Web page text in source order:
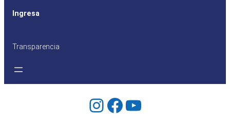
Ingresa
Transparencia
Instagram
Facebook
YouTube